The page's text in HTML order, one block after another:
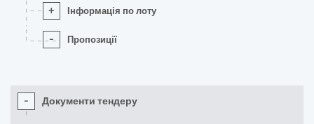
+ Інформація по лоту
- Пропозиції
- Документи тендеру